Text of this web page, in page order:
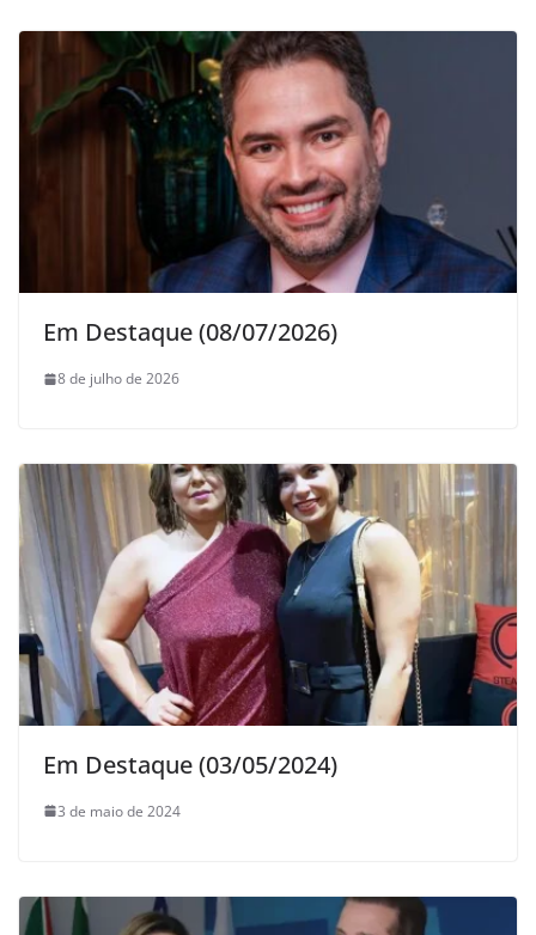
Em Destaque (08/07/2026)
8 de julho de 2026
Em Destaque (03/05/2024)
3 de maio de 2024